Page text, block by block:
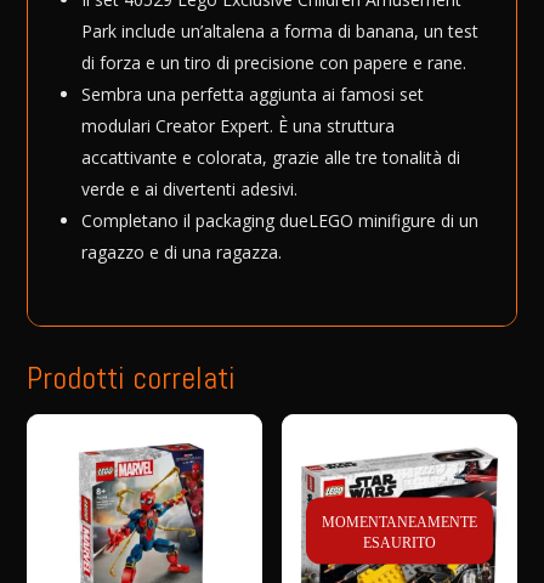
quantità
v
Park include un’altalena a forma di banana, un test
di forza e un tiro di precisione con papere e rane.
Sembra una perfetta aggiunta ai famosi set
modulari Creator Expert. È una struttura
accattivante e colorata, grazie alle tre tonalità di
verde e ai divertenti adesivi.
Completano il packaging dueLEGO minifigure di un
ragazzo e di una ragazza.
Prodotti correlati
MOMENTANEAMENTE
ESAURITO